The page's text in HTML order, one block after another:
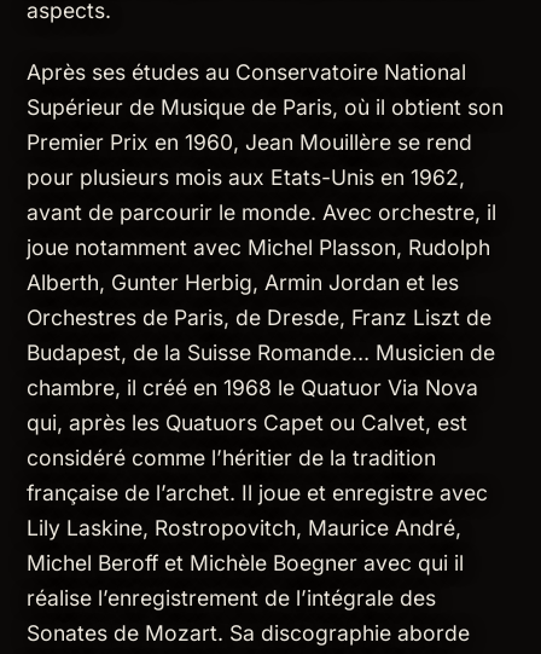
aspects.
Après ses études au Conservatoire National
Supérieur de Musique de Paris, où il obtient son
Premier Prix en 1960, Jean Mouillère se rend
pour plusieurs mois aux Etats-Unis en 1962,
avant de parcourir le monde. Avec orchestre, il
joue notamment avec Michel Plasson, Rudolph
Alberth, Gunter Herbig, Armin Jordan et les
Orchestres de Paris, de Dresde, Franz Liszt de
Budapest, de la Suisse Romande… Musicien de
chambre, il créé en 1968 le Quatuor Via Nova
qui, après les Quatuors Capet ou Calvet, est
considéré comme l’héritier de la tradition
française de l’archet. Il joue et enregistre avec
Lily Laskine, Rostropovitch, Maurice André,
Michel Beroff et Michèle Boegner avec qui il
réalise l’enregistrement de l’intégrale des
Sonates de Mozart. Sa discographie aborde